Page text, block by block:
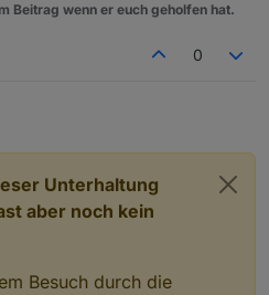
Beitrag wenn er euch geholfen hat.
0
Unterhaltung
aber noch kein
Besuch durch die